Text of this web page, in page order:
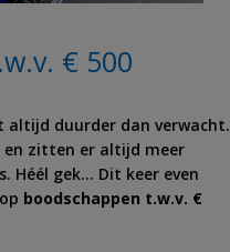
€ 500
altijd duurder dan verwacht.
zitten er altijd meer
Héél gek… Dit keer even
boodschappen t.w.v. €